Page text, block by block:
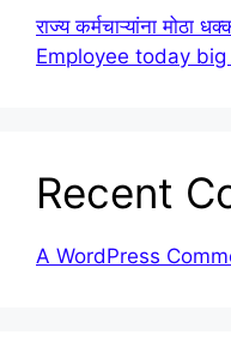
राज्य कर्मचाऱ्यांना मोठा
Employee today
Recent
A WordPress